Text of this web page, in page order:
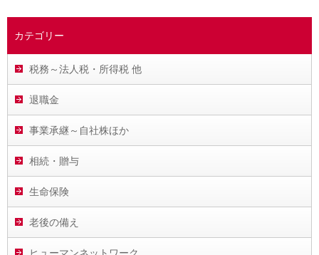
カテゴリー
税務～法人税・所得税 他
退職金
事業承継～自社株ほか
相続・贈与
生命保険
老後の備え
ヒューマンネットワーク